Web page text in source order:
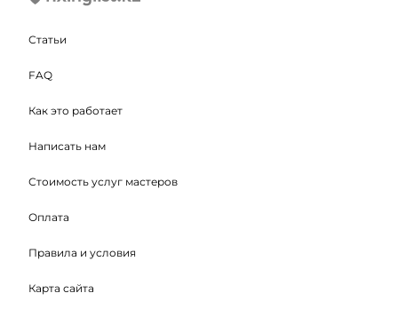
Статьи
FAQ
Как это работает
Написать нам
Стоимость услуг мастеров
Оплата
Правила и условия
Карта сайта